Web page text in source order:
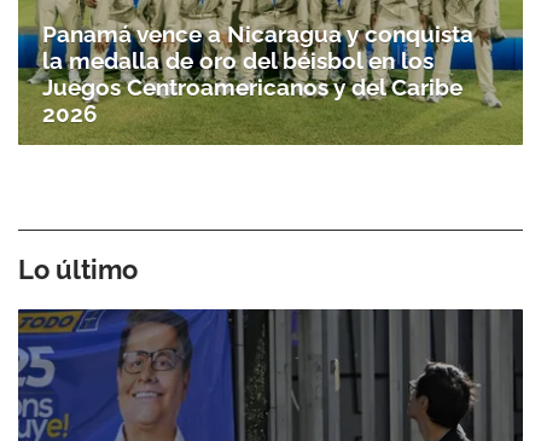
Panamá vence a Nicaragua y conquista
la medalla de oro del béisbol en los
Juegos Centroamericanos y del Caribe
2026
Lo último